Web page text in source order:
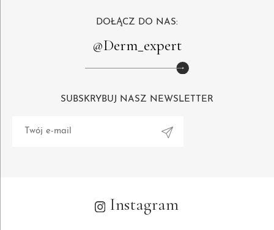
DOŁĄCZ DO NAS:
@Derm_expert
SUBSKRYBUJ NASZ NEWSLETTER
Instagram